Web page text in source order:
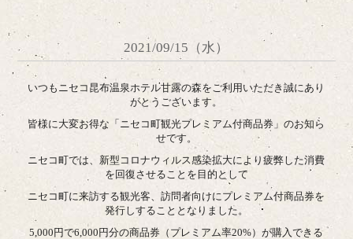
2021/09/15（水）
いつもニセコ昆布温泉ホテル甘露の森をご利用いただき誠にあり
がとうございます。
皆様に大変お得な「ニセコ町観光プレミアム付商品券」のお知ら
せです。
ニセコ町では、新型コロナウィルス感染拡大により疲弊した消費
を回復させることを目的として
ニセコ町に来訪する観光客、訪問者向けにプレミアム付商品券を
発行しすることとなりました。
5,000円で6,000円分の商品券（プレミアム率20%）が購入できる